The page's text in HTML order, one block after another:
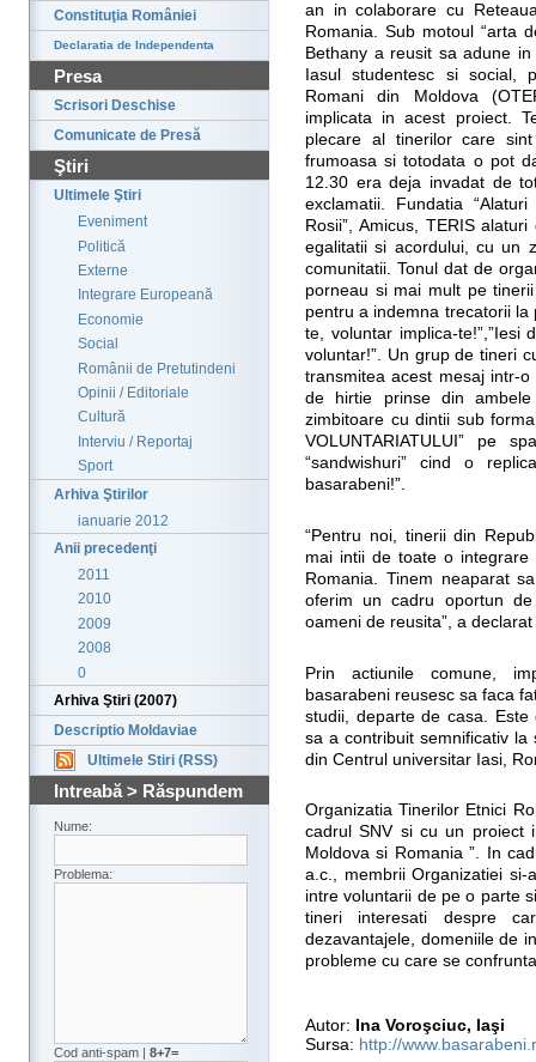
Constituţia României
Declaratia de Independenta
Presa
Scrisori Deschise
Comunicate de Presă
Ştiri
Ultimele Ştiri
Eveniment
Politică
Externe
Integrare Europeană
Economie
Social
Românii de Pretutindeni
Opinii / Editoriale
Cultură
Interviu / Reportaj
Sport
Arhiva Ştirilor
ianuarie 2012
Anii precedenţi
2011
2010
2009
2008
0
Arhiva Ştiri (2007)
Descriptio Moldaviae
Ultimele Stiri (RSS)
Intreabă > Răspundem
Nume:
Problema:
Cod anti-spam | 8+7=
an in colaborare cu
Romania. Sub motoul “arta
Bethany a reusit sa adune
Iasul studentesc si social,
Romani din Moldova
implicata in acest proiect.
plecare al tinerilor care
frumoasa si totodata o pot
12.30 era deja invadat de
exclamatii. Fundatia
Rosii”, Amicus, TERIS
egalitatii si acordului, cu un
comunitatii. Tonul dat de
porneau si mai mult pe
pentru a indemna trecatorii la
te, voluntar implica-te!”,”Iesi
voluntar!”. Un grup de tineri
transmitea acest mesaj intr-
de hirtie prinse din
zimbitoare cu dintii sub
VOLUNTARIATULUI” pe
“sandwishuri” cind o
basarabeni!”.
“Pentru noi, tinerii din
mai intii de toate o
Romania. Tinem neaparat
oferim un cadru oportun
oameni de reusita”, a
Prin actiunile comune,
basarabeni reusesc sa faca
studii, departe de casa.
sa a contribuit semnificativ la
din Centrul universitar Iasi,
Organizatia Tinerilor Etnici
cadrul SNV si cu un proiect
Moldova si Romania ”. In
a.c., membrii Organizatiei
intre voluntarii de pe o parte
tineri interesati despre
dezavantajele, domeniile de
probleme cu care se
Autor: Ina Voroşciuc, Iaşi
Sursa: http://